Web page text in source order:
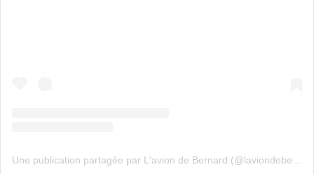
Une publication partagée par L'avion de Bernard (@laviondebernard)